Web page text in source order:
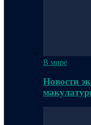
В мире
Новости